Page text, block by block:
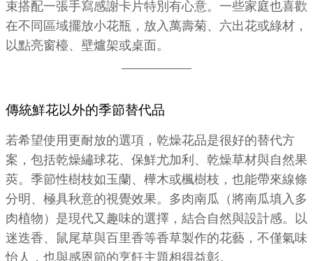
束搭配一張手寫感謝卡片特別有心意。一些家庭也喜歡
在不同區域擺放小花瓶，放入萬壽菊、六出花或綠材，
以點亮窗檯、壁爐架或桌面。
傳統鮮花以外的季節替代品
若希望使用更耐放的選項，乾燥花品是很好的替代方
案，包括乾燥繡球花、保鮮尤加利、乾燥草材與自然果
莢。季節性樹枝如玉蘭、樺木或楓樹枝，也能帶來線條
分明、極具秋意的視覺效果。多肉南瓜（將南瓜填入多
肉植物）是現代又趣味的選擇，結合自然與設計感。以
迷迭香、鼠尾草與百里香等香草製作的花藝，不僅氣味
怡人，也與感恩節的烹飪主題相得益彰。